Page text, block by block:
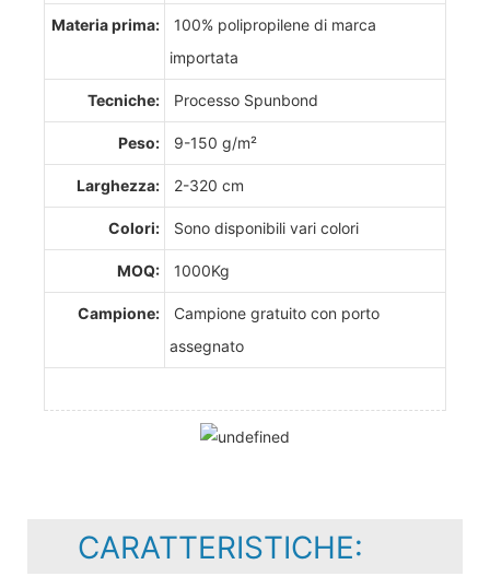
Materia prima:
100% polipropilene di marca
importata
Tecniche: Processo Spunbond
Peso: 9-150 g/m²
Larghezza: 2-320 cm
Colori: Sono disponibili vari colori
MOQ: 1000Kg
Campione:
Campione gratuito con porto
assegnato
CARATTERISTICHE: